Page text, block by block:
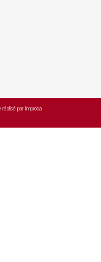
réalisé par Improba